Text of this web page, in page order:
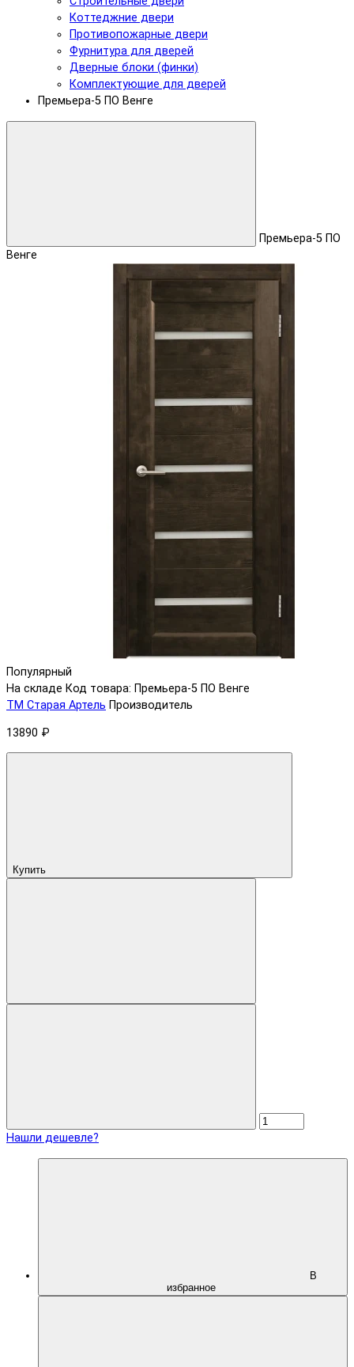
Коттеджние двери
Противопожарные двери
Фурнитура для дверей
Дверные блоки (финки)
Комплектующие для дверей
Премьера-5 ПО Венге
Премьера-5 ПО
Венге
Популярный
На складе Код товара: Премьера-5 ПО Венге
ТМ Старая Артель Производитель
13890 ₽
Купить
Нашли дешевле?
В
избранное